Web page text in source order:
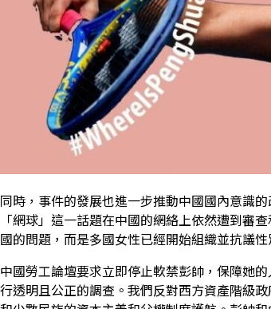
同時，事件的發展也進一步推動中國國內意識
「網球」這一話題在中國的網絡上依然遭到審
國的問題，而是多國女性已經開始組織並抗議
中國勞工論壇要求立即停止軟禁彭帥，保障她
行透明且公正的調查。我們反對西方資產階級